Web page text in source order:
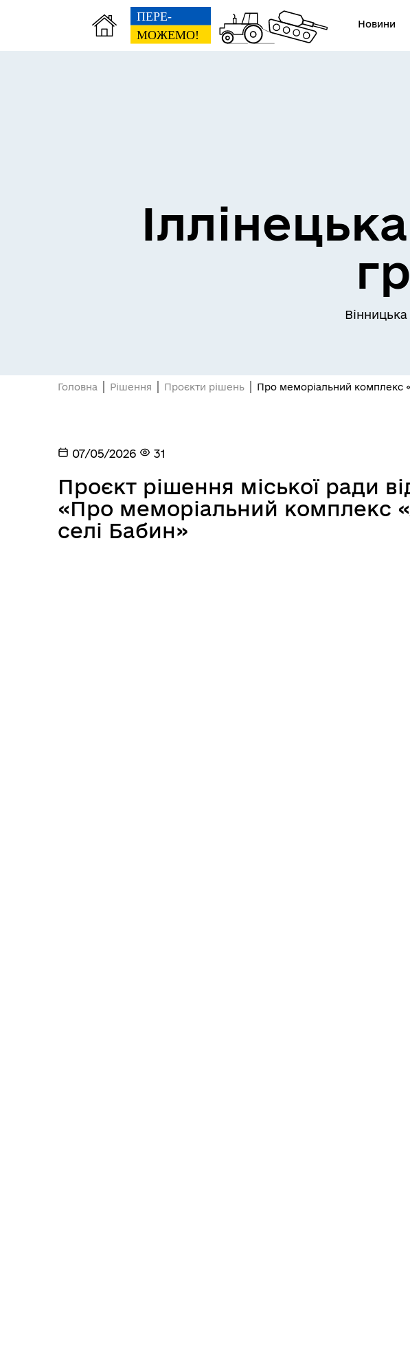
Новини
Головна Рішення Проєкти рішень Про меморіальний комплекс
07/05/2026 31
Проєкт рішення міської ради
«Про меморіальний комплекс
селі Бабин»